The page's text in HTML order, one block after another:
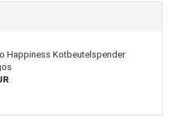
Happiness Kotbeutelspender